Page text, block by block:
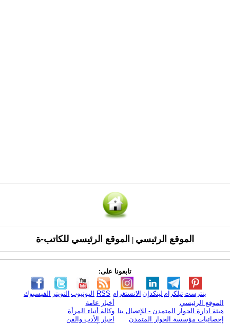
الموقع الرئيسي الموقع الرئيسي للكاتب-ة
تابعونا على:
الفيسبوك التويتر اليوتيوب RSS الانستغرام لينكدإن تيلكرامبنترست
الموقع الرئيسي
هيئة ادارة الحوار المتمدن - للإتصال بنا
إحصائيات مؤسسة الحوار المتمدن
أخبار عامة
وكالة أنباء المرأة
اخبار الأدب والفن